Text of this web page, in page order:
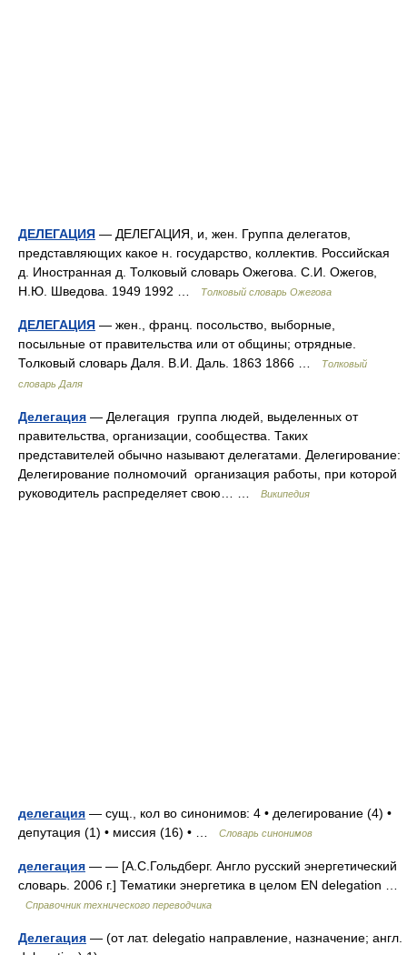
ДЕЛЕГАЦИЯ — ДЕЛЕГАЦИЯ, и, жен. Группа делегатов,
представляющих какое н. государство, коллектив. Российская
д. Иностранная д. Толковый словарь Ожегова. С.И. Ожегов,
Н.Ю. Шведова. 1949 1992 …
Толковый словарь Ожегова
ДЕЛЕГАЦИЯ — жен., франц. посольство, выборные,
посыльные от правительства или от общины; отрядные.
Толковый словарь Даля. В.И. Даль. 1863 1866 …
Толковый
словарь Даля
Делегация — Делегация группа людей, выделенных от
правительства, организации, сообщества. Таких
представителей обычно называют делегатами. Делегирование:
Делегирование полномочий организация работы, при которой
руководитель распределяет свою… …
Википедия
делегация — сущ., кол во синонимов: 4 • делегирование (4) •
депутация (1) • миссия (16) • …
Словарь синонимов
делегация — — [А.С.Гольдберг. Англо русский энергетический
словарь. 2006 г.] Тематики энергетика в целом EN delegation …
Справочник технического переводчика
Делегация — (от лат. delegatio направление, назначение; англ.